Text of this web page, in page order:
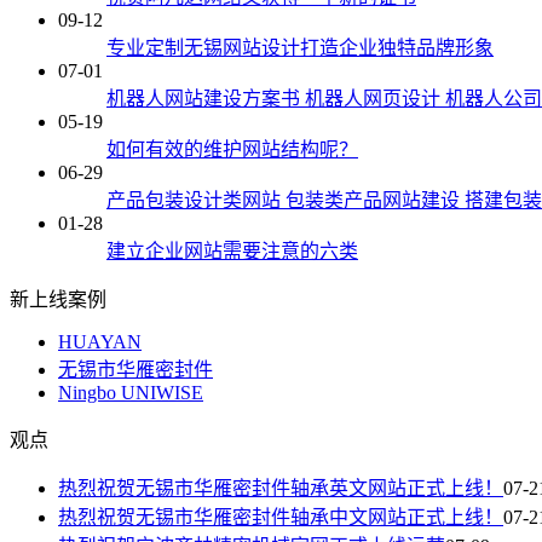
09-12
专业定制无锡网站设计打造企业独特品牌形象
07-01
机器人网站建设方案书 机器人网页设计 机器人公
05-19
如何有效的维护网站结构呢？
06-29
产品包装设计类网站 包装类产品网站建设 搭建包
01-28
建立企业网站需要注意的六类
新上线案例
HUAYAN
无锡市华雁密封件
Ningbo UNIWISE
观点
热烈祝贺无锡市华雁密封件轴承英文网站正式上线！ 07-
热烈祝贺无锡市华雁密封件轴承中文网站正式上线！ 07-